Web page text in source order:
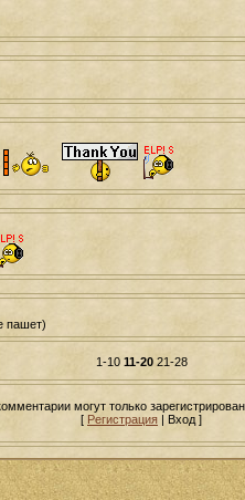
пашет)
1-10 11-20 21-28
могут только
[ Регистрация | Вход ]